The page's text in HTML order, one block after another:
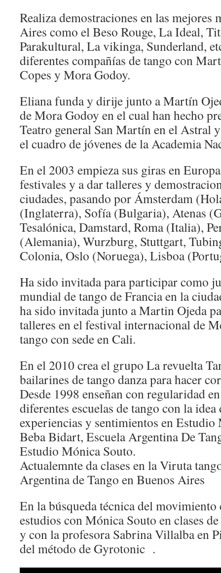
Realiza demostraciones en las mejores
Aires como el Beso Rouge, La Ideal,
Parakultural, La vikinga, Sunderland,
diferentes compañías de tango con
Copes y Mora Godoy.
Eliana funda y dirije junto a Martín
de Mora Godoy en el cual han hecho
Teatro general San Martín en el
el cuadro de jóvenes de la Academia
En el 2003 empieza sus giras en
festivales y a dar talleres y
ciudades, pasando por Ámsterdam
(Inglaterra), Sofía (Bulgaria), Atenas
Tesalónica, Damstard, Roma (Italia),
(Alemania), Wurzburg, Stuttgart,
Colonia, Oslo (Noruega), Lisboa
Ha sido invitada para participar como
mundial de tango de Francia en la
ha sido invitada junto a Martin Ojeda
talleres en el festival internacional de
tango con sede en Cali.
En el 2010 crea el grupo La revuelta
bailarines de tango danza para hacer
Desde 1998 enseñan con regularidad
diferentes escuelas de tango con la
experiencias y sentimientos en Estudio
Beba Bidart, Escuela Argentina De
Estudio Mónica Souto.
Actualemnte da clases en la Viruta
Argentina de Tango en Buenos Aires
En la búsqueda técnica del movimiento
estudios con Mónica Souto en clases
y con la profesora Sabrina Villalba en
del método de Gyrotonic .